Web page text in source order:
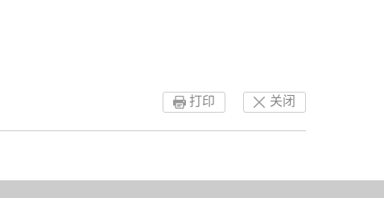
关闭
打印